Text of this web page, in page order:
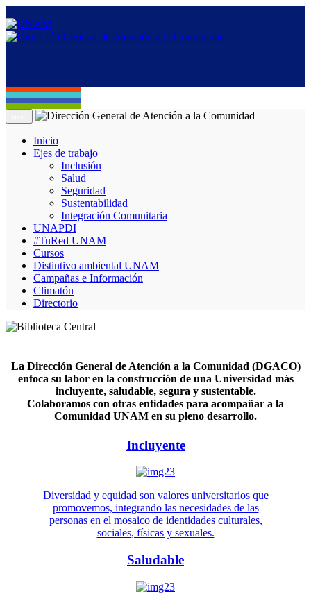
Inicio
Ejes de trabajo
Inclusión
Salud
Seguridad
Sustentabilidad
Integración Comunitaria
UNAPDI
#TuRed UNAM
Cursos
Distintivo ambiental UNAM
Campañas e Información
Climatón
Directorio
La Dirección General de Atención a la Comunidad (DGACO)
enfoca su labor en la construcción de una Universidad más
incluyente, saludable, segura y sustentable.
Colaboramos con otras entidades para acompañar a la
Comunidad UNAM en su pleno desarrollo.
Incluyente
Diversidad y equidad son valores universitarios que
promovemos, integrando las necesidades de las
personas en el mosaico de identidades culturales,
sociales, físicas y sexuales.
Saludable